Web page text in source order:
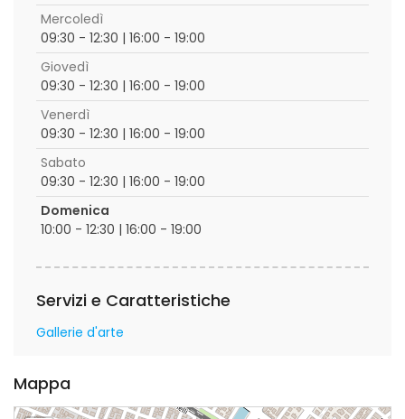
Mercoledì
09:30 - 12:30 | 16:00 - 19:00
Giovedì
09:30 - 12:30 | 16:00 - 19:00
Venerdì
09:30 - 12:30 | 16:00 - 19:00
Sabato
09:30 - 12:30 | 16:00 - 19:00
Domenica
10:00 - 12:30 | 16:00 - 19:00
Servizi e Caratteristiche
Gallerie d'arte
Mappa